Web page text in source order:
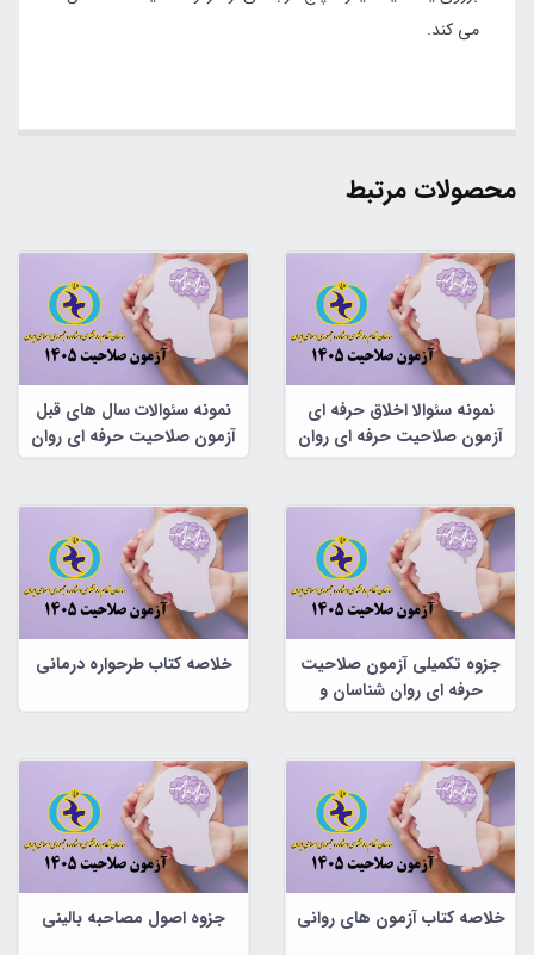
می کند.
محصولات مرتبط
نمونه سئوالا اخلاق حرفه ای
آزمون صلاحیت حرفه ای روان
شناسان و مشاوران
نمونه سئوالات سال های قبل
آزمون صلاحیت حرفه ای روان
شناسان و مشاوران
جزوه تکمیلی آزمون صلاحیت
حرفه ای روان شناسان و
مشاوران
خلاصه کتاب طرحواره درمانی
خلاصه کتاب آزمون های روانی جزوه اصول مصاحبه بالینی